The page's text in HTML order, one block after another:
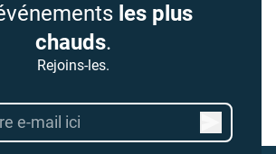
les plus
chauds.
Rejoins-les.